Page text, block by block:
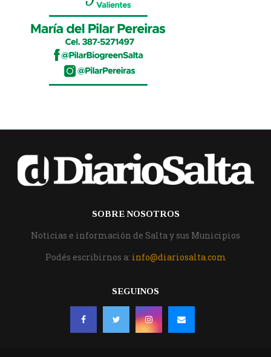
SOBRE NOSOTROS
Noticias e información de Salta y sus Municipios
Podés escribirnos a: info@diariosalta.com
SEGUINOS